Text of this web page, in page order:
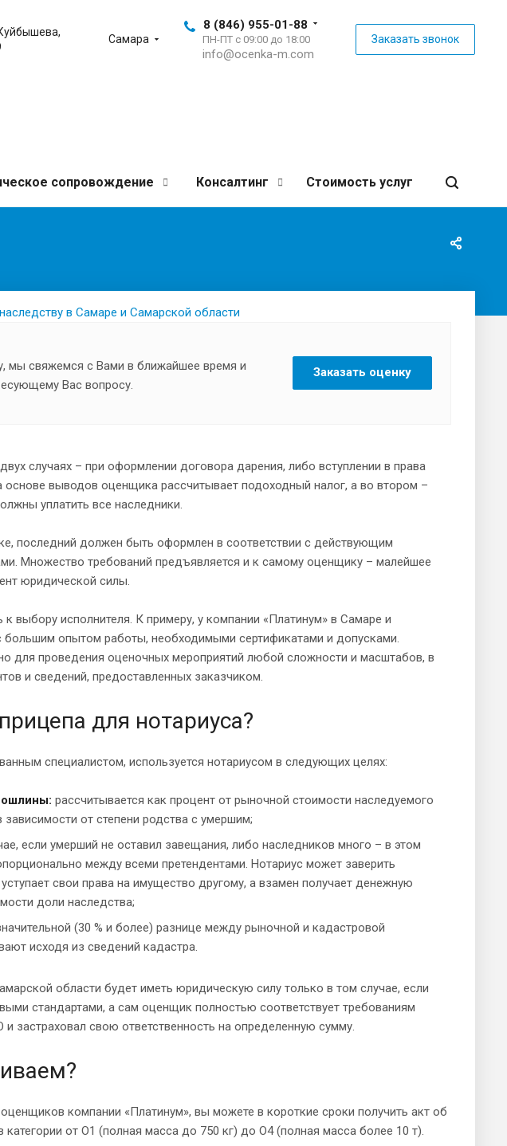
Самара
8 (846) 955-01-88
ПН-ПТ с 09:00 до 18:00
info@ocenka-m.com
Заказать звонок
сопровождение Консалтинг Стоимость услуг
мы свяжемся с Вами в ближайшее время и
Вас вопросу.
Заказать оценку
случаях – при оформлении договора дарения, либо вступлении в права
основе выводов оценщика рассчитывает подоходный налог, а во втором –
уплатить все наследники.
последний должен быть оформлен в соответствии с действующим
Множество требований предъявляется и к самому оценщику – малейшее
юридической силы.
выбору исполнителя. К примеру, у компании «Платинум» в Самаре и
опытом работы, необходимыми сертификатами и допусками.
для проведения оценочных мероприятий любой сложности и масштабов, в
и сведений, предоставленных заказчиком.
для нотариуса?
специалистом, используется нотариусом в следующих целях:
рассчитывается как процент от рыночной стоимости наследуемого
от степени родства с умершим;
если умерший не оставил завещания, либо наследников много – в этом
между всеми претендентами. Нотариус может заверить
свои права на имущество другому, а взамен получает денежную
доли наследства;
(30 % и более) разнице между рыночной и кадастровой
исходя из сведений кадастра.
области будет иметь юридическую силу только в том случае, если
стандартами, а сам оценщик полностью соответствует требованиям
и застраховал свою ответственность на определенную сумму.
компании «Платинум», вы можете в короткие сроки получить акт об
категории от О1 (полная масса до 750 кг) до О4 (полная масса более 10 т).